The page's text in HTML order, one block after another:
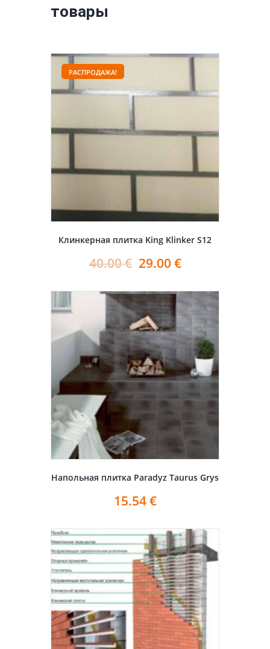
товары
РАСПРОДАЖА!
Клинкерная плитка King Klinker S12
40.00€ 29.00 €
Напольная плитка Paradyz Taurus Grys
15.54€